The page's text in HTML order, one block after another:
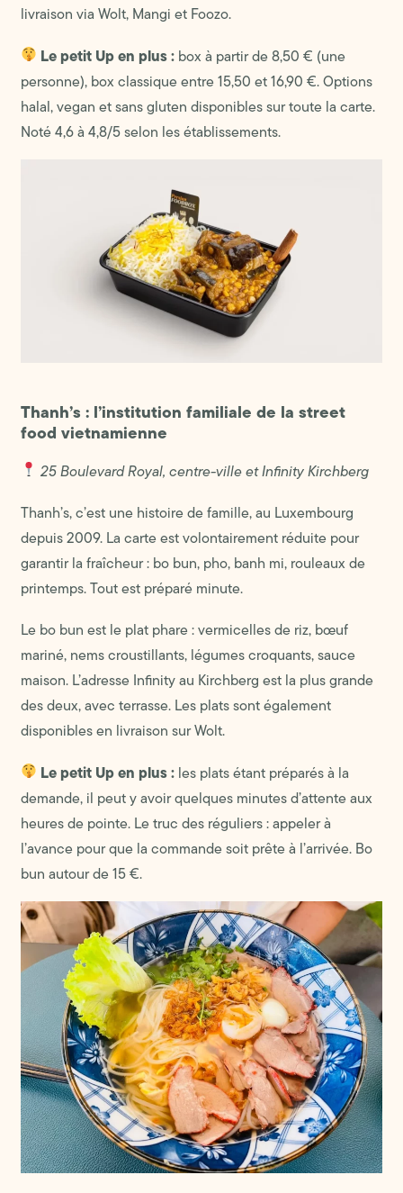
livraison via Wolt, Mangi et Foozo.
Le petit Up en plus :box à partir de 8,50 € (une
personne), box classique entre 15,50 et 16,90 €. Options
halal, vegan et sans gluten disponibles sur toute la carte.
Noté 4,6 à 4,8/5 selon les établissements.
Thanh’s : l’institution familiale de la street
food vietnamienne
25 Boulevard Royal, centre-ville et Infinity Kirchberg
Thanh’s, c’est une histoire de famille, au Luxembourg
depuis 2009. La carte est volontairement réduite pour
garantir la fraîcheur : bo bun, pho, banh mi, rouleaux de
printemps. Tout est préparé minute.
Le bo bun est le plat phare : vermicelles de riz, bœuf
mariné, nems croustillants, légumes croquants, sauce
maison. L’adresse Infinity au Kirchberg est la plus grande
des deux, avec terrasse. Les plats sont également
disponibles en livraison sur Wolt.
Le petit Up en plus :les plats étant préparés à la
demande, il peut y avoir quelques minutes d’attente aux
heures de pointe. Le truc des réguliers : appeler à
l’avance pour que la commande soit prête à l’arrivée. Bo
bun autour de 15 €.